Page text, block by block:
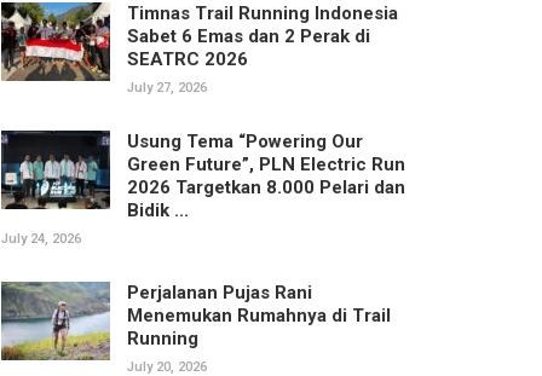
Timnas Trail Running Indonesia
Sabet 6 Emas dan 2 Perak di
SEATRC 2026
July 27, 2026
Usung Tema “Powering Our
Green Future”, PLN Electric Run
2026 Targetkan 8.000 Pelari dan
Bidik ...
July 24, 2026
Perjalanan Pujas Rani
Menemukan Rumahnya di Trail
Running
July 20, 2026